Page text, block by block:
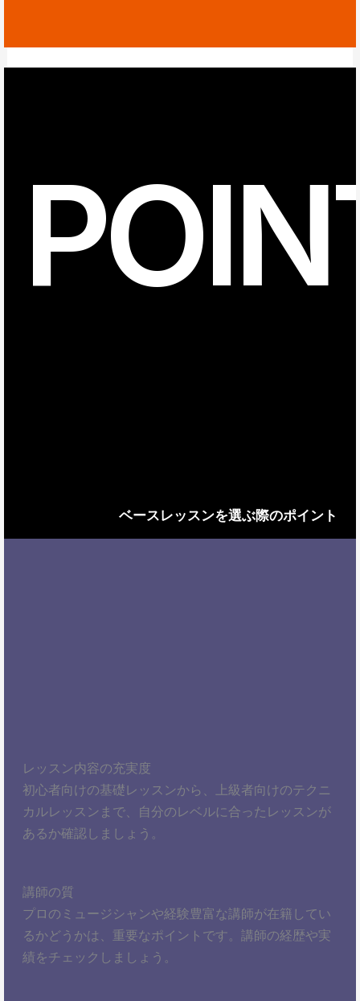
ベースレッスンを選ぶ際のポイント
レッスン内容の充実度
初心者向けの基礎レッスンから、上級者向けのテクニ
カルレッスンまで、自分のレベルに合ったレッスンが
あるか確認しましょう。
講師の質
プロのミュージシャンや経験豊富な講師が在籍してい
るかどうかは、重要なポイントです。講師の経歴や実
績をチェックしましょう。